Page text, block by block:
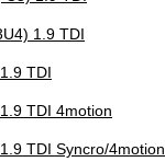
1.9 TDI
TDI
TDI 4motion
TDI Syncro/4motion